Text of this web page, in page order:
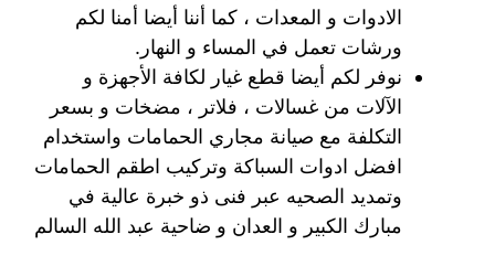
الادوات و المعدات ، كما أننا أيضا أمنا لكم
ورشات تعمل في المساء و النهار.
نوفر لكم أيضا قطع غيار لكافة الأجهزة و
الآلات من غسالات ، فلاتر ، مضخات و بسعر
التكلفة مع صيانة مجاري الحمامات واستخدام
افضل ادوات السباكة وتركيب اطقم الحمامات
وتمديد الصحيه عبر فنى ذو خبرة عالية في
مبارك الكبير و العدان و ضاحية عبد الله السالم